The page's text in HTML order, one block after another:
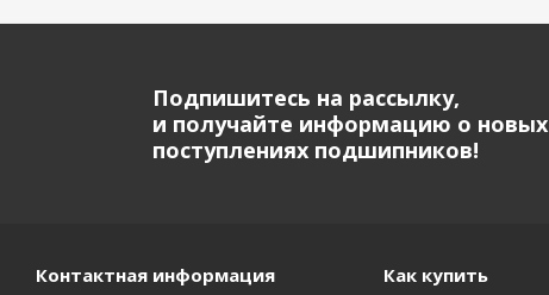
Подпишитесь на рассылку,
и получайте информацию о новых
поступлениях подшипников!
Контактная информация Как купить